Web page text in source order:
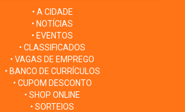
• A CIDADE
• NOTÍCIAS
• EVENTOS
• CLASSIFICADOS
• VAGAS DE EMPREGO
• BANCO DE CURRÍCULOS
• CUPOM DESCONTO
• SHOP ONLINE
• SORTEIOS